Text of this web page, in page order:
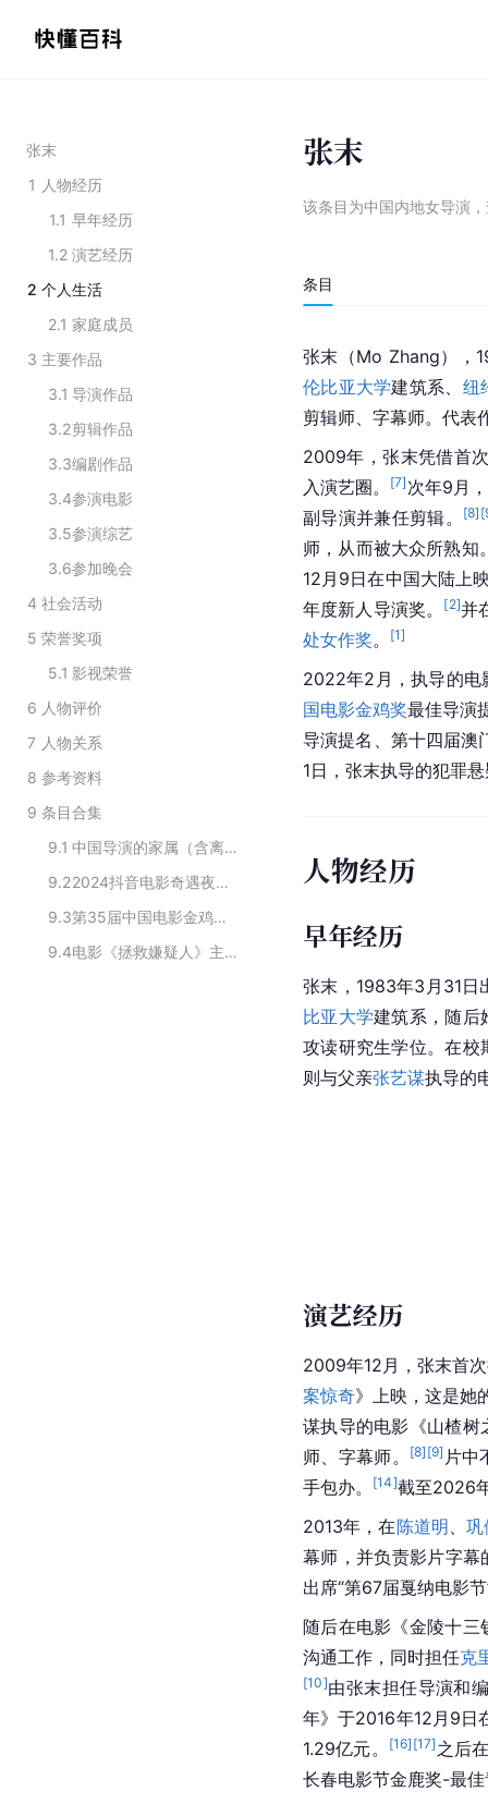
张末
1 人物经历
1.1 早年经历
1.2 演艺经历
2 个人生活
2.1 家庭成员
3 主要作品
3.1 导演作品
3.2剪辑作品
3.3编剧作品
3.4参演电影
3.5参演综艺
3.6参加晚会
4 社会活动
5 荣誉奖项
5.1 影视荣誉
6 人物评价
7 人物关系
8 参考资料
9 条目合集
9.1
中国导演的家属（含离异）
9.2
2024抖音电影奇遇夜嘉宾阵容
9.3
第35届中国电影金鸡奖个人奖提名
9.4
电影《拯救嫌疑人》主要演职员
张末
该条目为中国内地女导演 ，
条目
张末（Mo Zhang），
伦比亚大学建筑系、 纽
剪辑师、字幕师。代表
2009年，张末凭借首
入演艺圈。
[7] 次年9月
副导演并兼任剪辑。
[8] [
师，从而被大众所熟知
12月9日在中国大陆上
年度新人导演奖。
[2]并
处女作奖。 [1]
2022年2月，执导的电
国电影金鸡奖最佳导演
导演提名、第十四届澳
1日，张末执导的犯罪
人物经历
早年经历
张末，1983年3月31日
比亚大学建筑系，随后
攻读研究生学位。在校
则与父亲张艺谋执导的
演艺经历
2009年12月，张末首
案惊奇》上映，这是她
谋执导的电影《山楂树
师、字幕师。
[8] [9] 片中
手包办。
[14]截至2026
2013年，在陈道明、巩
幕师，并负责影片字
出席“第67届戛纳电影
随后在电影《金陵十三
沟通工作，同时担任克
[10]由张末担任导演和
年》于2016年12月9日
1.29亿元。
[16] [17] 之后
长春电影节金鹿奖-最